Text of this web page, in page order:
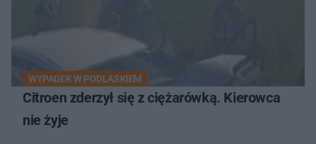
WYPADEK W PODLASKIEM
Citroen zderzył się z ciężarówką. Kierowca
nie żyje